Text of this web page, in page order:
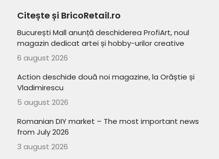
Citește și BricoRetail.ro
București Mall anunță deschiderea ProfiArt, noul
magazin dedicat artei și hobby-urilor creative
6 august 2026
Action deschide două noi magazine, la Orăștie și
Vladimirescu
5 august 2026
Romanian DIY market – The most important news
from July 2026
3 august 2026